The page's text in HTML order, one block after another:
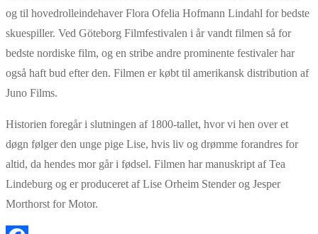
og til hovedrolleindehaver Flora Ofelia Hofmann Lindahl for bedste
skuespiller. Ved Göteborg Filmfestivalen i år vandt filmen så for
bedste nordiske film, og en stribe andre prominente festivaler har
også haft bud efter den. Filmen er købt til amerikansk distribution af
Juno Films.
Historien foregår i slutningen af 1800-tallet, hvor vi hen over et
døgn følger den unge pige Lise, hvis liv og drømme forandres for
altid, da hendes mor går i fødsel. Filmen har manuskript af Tea
Lindeburg og er produceret af Lise Orheim Stender og Jesper
Morthorst for Motor.